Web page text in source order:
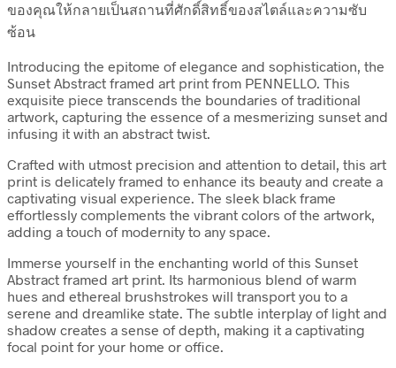
ของคุณให้กลายเป็นสถานที่ศักดิ์สิทธิ์ของสไตล์และความซับ
ซ้อน
Introducing the epitome of elegance and sophistication, the
Sunset Abstract framed art print from PENNELLO. This
exquisite piece transcends the boundaries of traditional
artwork, capturing the essence of a mesmerizing sunset and
infusing it with an abstract twist.
Crafted with utmost precision and attention to detail, this art
print is delicately framed to enhance its beauty and create a
captivating visual experience. The sleek black frame
effortlessly complements the vibrant colors of the artwork,
adding a touch of modernity to any space.
Immerse yourself in the enchanting world of this Sunset
Abstract framed art print. Its harmonious blend of warm
hues and ethereal brushstrokes will transport you to a
serene and dreamlike state. The subtle interplay of light and
shadow creates a sense of depth, making it a captivating
focal point for your home or office.